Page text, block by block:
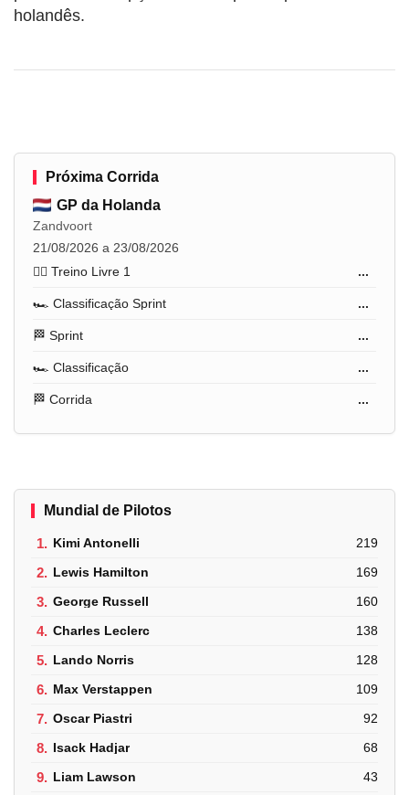
holandês.
Próxima Corrida
GP da Holanda
Zandvoort
21/08/2026 a 23/08/2026
🏋️‍♂️ Treino Livre 1
...
🏎️ Classificação Sprint ...
🏁 Sprint ...
🏎️ Classificação ...
🏁 Corrida ...
Mundial de Pilotos
1. Kimi Antonelli 219
2. Lewis Hamilton 169
3. George Russell 160
4. Charles Leclerc 138
5. Lando Norris 128
6. Max Verstappen 109
7. Oscar Piastri 92
8. Isack Hadjar 68
9. Liam Lawson 43